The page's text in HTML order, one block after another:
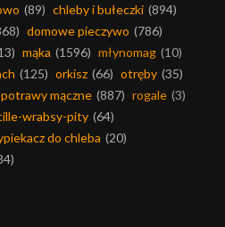
(89) chleby i bułeczki (894)
domowe pieczywo (786)
mąka (1596) młynomag (10)
(125) orkisz (66) otręby (35)
potrawy mączne (887) rogale (3)
wrabsy-pity (64)
do chleba (20)